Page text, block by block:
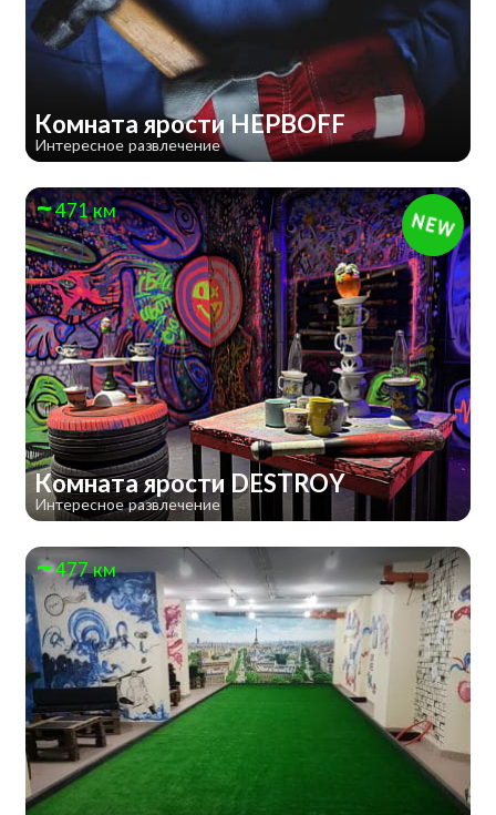
Комната ярости НЕРВOFF
Интересное развлечение
471 км
Комната ярости DESTROY
Интересное развлечение
477 км